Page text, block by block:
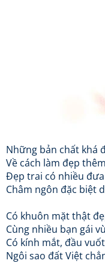
Những bản chất khá
Về cách làm đẹp
Đẹp trai có nhiều
Châm ngôn đặc biệt
Có khuôn mặt thật
Cùng nhiều bạn gái
Có kính mắt, đầu
Ngôi sao đất Việt